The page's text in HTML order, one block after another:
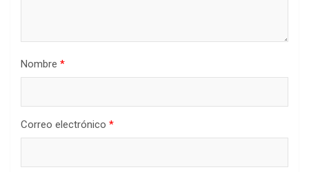
Nombre *
Correo electrónico *